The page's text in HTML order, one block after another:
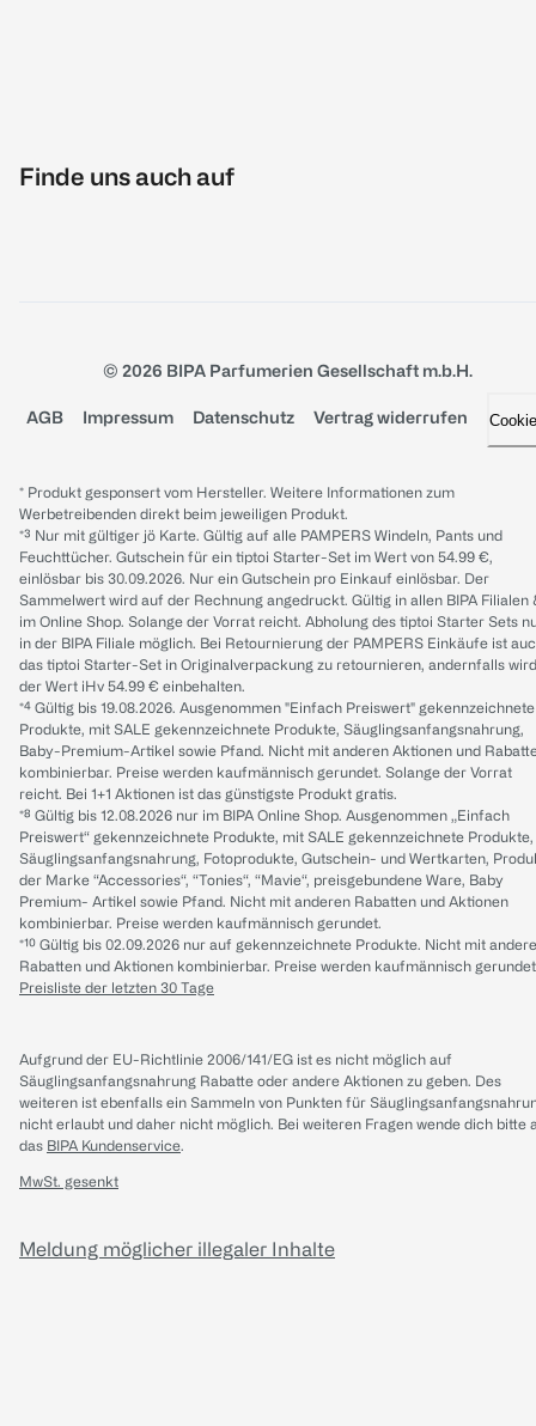
Finde uns auch auf
© 2026 BIPA Parfumerien Gesellschaft m.b.H.
AGB Impressum Datenschutz Vertrag widerrufen
* Produkt gesponsert vom Hersteller. Weitere Informationen zum
Werbetreibenden direkt beim jeweiligen Produkt.
*³ Nur mit gültiger jö Karte. Gültig auf alle PAMPERS Windeln, Pants und
Feuchttücher. Gutschein für ein tiptoi Starter-Set im Wert von 54.99 €,
einlösbar bis 30.09.2026. Nur ein Gutschein pro Einkauf einlösbar. Der
Sammelwert wird auf der Rechnung angedruckt. Gültig in allen BIPA Filialen
im Online Shop. Solange der Vorrat reicht. Abholung des tiptoi Starter Sets
in der BIPA Filiale möglich. Bei Retournierung der PAMPERS Einkäufe ist
das tiptoi Starter-Set in Originalverpackung zu retournieren, andernfalls wird
der Wert iHv 54.99 € einbehalten.
*⁴ Gültig bis 19.08.2026. Ausgenommen "Einfach Preiswert" gekennzeichnete
Produkte, mit SALE gekennzeichnete Produkte, Säuglingsanfangsnahrung,
Baby-Premium-Artikel sowie Pfand. Nicht mit anderen Aktionen und
kombinierbar. Preise werden kaufmännisch gerundet. Solange der Vorrat
reicht. Bei 1+1 Aktionen ist das günstigste Produkt gratis.
*⁸ Gültig bis 12.08.2026 nur im BIPA Online Shop. Ausgenommen „Einfach
Preiswert“ gekennzeichnete Produkte, mit SALE gekennzeichnete Produkte,
Säuglingsanfangsnahrung, Fotoprodukte, Gutschein- und Wertkarten,
der Marke “Accessories“, “Tonies“, “Mavie“, preisgebundene Ware, Baby
Premium- Artikel sowie Pfand. Nicht mit anderen Rabatten und Aktionen
kombinierbar. Preise werden kaufmännisch gerundet.
*¹⁰ Gültig bis 02.09.2026 nur auf gekennzeichnete Produkte. Nicht mit
Rabatten und Aktionen kombinierbar. Preise werden kaufmännisch
Preisliste der letzten 30 Tage
Aufgrund der EU-Richtlinie 2006/141/EG ist es nicht möglich auf
Säuglingsanfangsnahrung Rabatte oder andere Aktionen zu geben. Des
weiteren ist ebenfalls ein Sammeln von Punkten für
nicht erlaubt und daher nicht möglich. Bei weiteren Fragen wende dich bitte
das BIPA Kundenservice.
MwSt. gesenkt
Meldung möglicher illegaler Inhalte